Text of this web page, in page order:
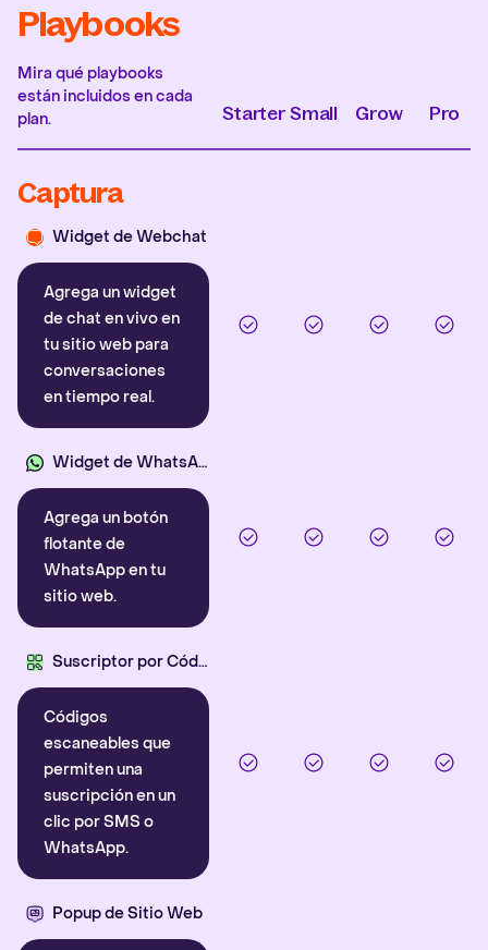
Playbooks
Mira qué playbooks
están incluidos en cada
plan.
Starter Small Grow Pro
Captura
Widget de Webchat
Agrega un widget
de chat en vivo en
tu sitio web para
conversaciones
en tiempo real.
Widget de WhatsApp
Agrega un botón
flotante de
WhatsApp en tu
sitio web.
Suscriptor por Código QR
Códigos
escaneables que
permiten una
suscripción en un
clic por SMS o
WhatsApp.
Popup de Sitio Web